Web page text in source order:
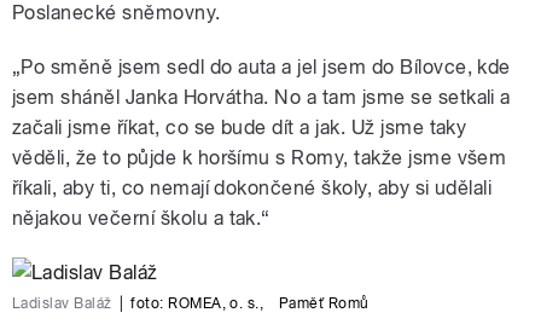
Poslanecké sněmovny.
„Po směně jsem sedl do auta a jel jsem do Bílovce, kde
jsem sháněl Janka Horvátha. No a tam jsme se setkali a
začali jsme říkat, co se bude dít a jak. Už jsme taky
věděli, že to půjde k horšímu s Romy, takže jsme všem
říkali, aby ti, co nemají dokončené školy, aby si udělali
nějakou večerní školu a tak.“
Ladislav Baláž foto: ROMEA, o. s., Paměť Romů